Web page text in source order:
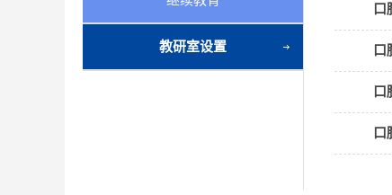
教研室设置
口
口
口
口